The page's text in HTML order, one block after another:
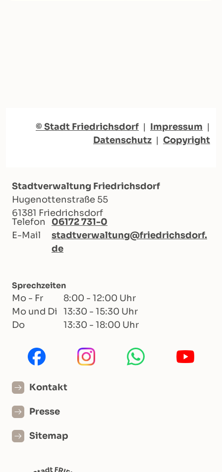
© Stadt Friedrichsdorf | Impressum |
Datenschutz | Copyright
Stadtverwaltung Friedrichsdorf
Hugenottenstraße 55
61381 Friedrichsdorf
Telefon
06172 731-0
E-Mail
stadtverwaltung@friedrichsdorf.
de
Sprechzeiten
Mo - Fr
8:00 - 12:00 Uhr
Mo und Di
13:30 - 15:30 Uhr
Do
13:30 - 18:00 Uhr
Kontakt
Presse
Sitemap